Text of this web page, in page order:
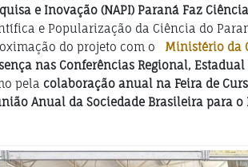
e Inovação (NAPI) Paraná Faz Ciência
e Popularização da Ciência do
do projeto com o Ministério da
nas Conferências Regional,
pela colaboração anual na Feira de
Anual da Sociedade Brasileira para o